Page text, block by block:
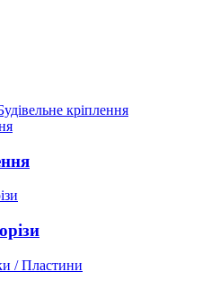
кріплення